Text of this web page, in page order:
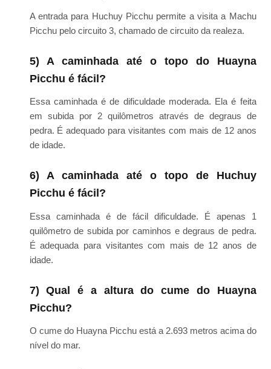
A entrada para Huchuy Picchu permite a visita a Machu
Picchu pelo circuito 3, chamado de circuito da realeza.
5) A caminhada até o topo do Huayna
Picchu é fácil?
Essa caminhada é de dificuldade moderada. Ela é feita
em subida por 2 quilômetros através de degraus de
pedra. É adequado para visitantes com mais de 12 anos
de idade.
6) A caminhada até o topo de Huchuy
Picchu é fácil?
Essa caminhada é de fácil dificuldade. É apenas 1
quilômetro de subida por caminhos e degraus de pedra.
É adequada para visitantes com mais de 12 anos de
idade.
7) Qual é a altura do cume do Huayna
Picchu?
O cume do Huayna Picchu está a 2.693 metros acima do
nível do mar.